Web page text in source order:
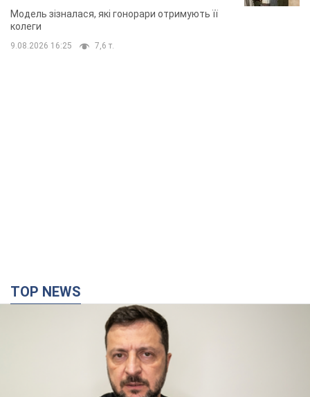
модельної кар’єри
Модель зізналася, які гонорари отримують її
колеги
9.08.2026 16:25 7,6 т.
TOP NEWS